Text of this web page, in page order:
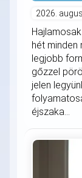
2026.
hét minden
legjobb
gőzzel
jelen
éjszaka...